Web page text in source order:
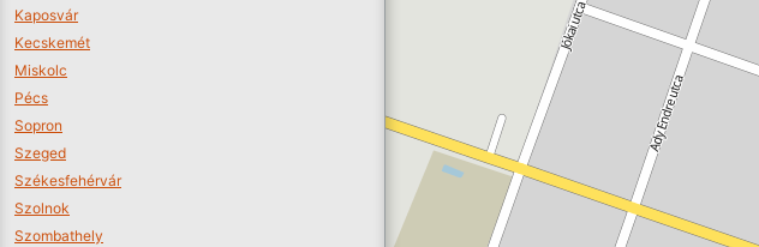
Kaposvár
Kecskemét
Miskolc
Pécs
Sopron
Szeged
Székesfehérvár
Szolnok
Szombathely